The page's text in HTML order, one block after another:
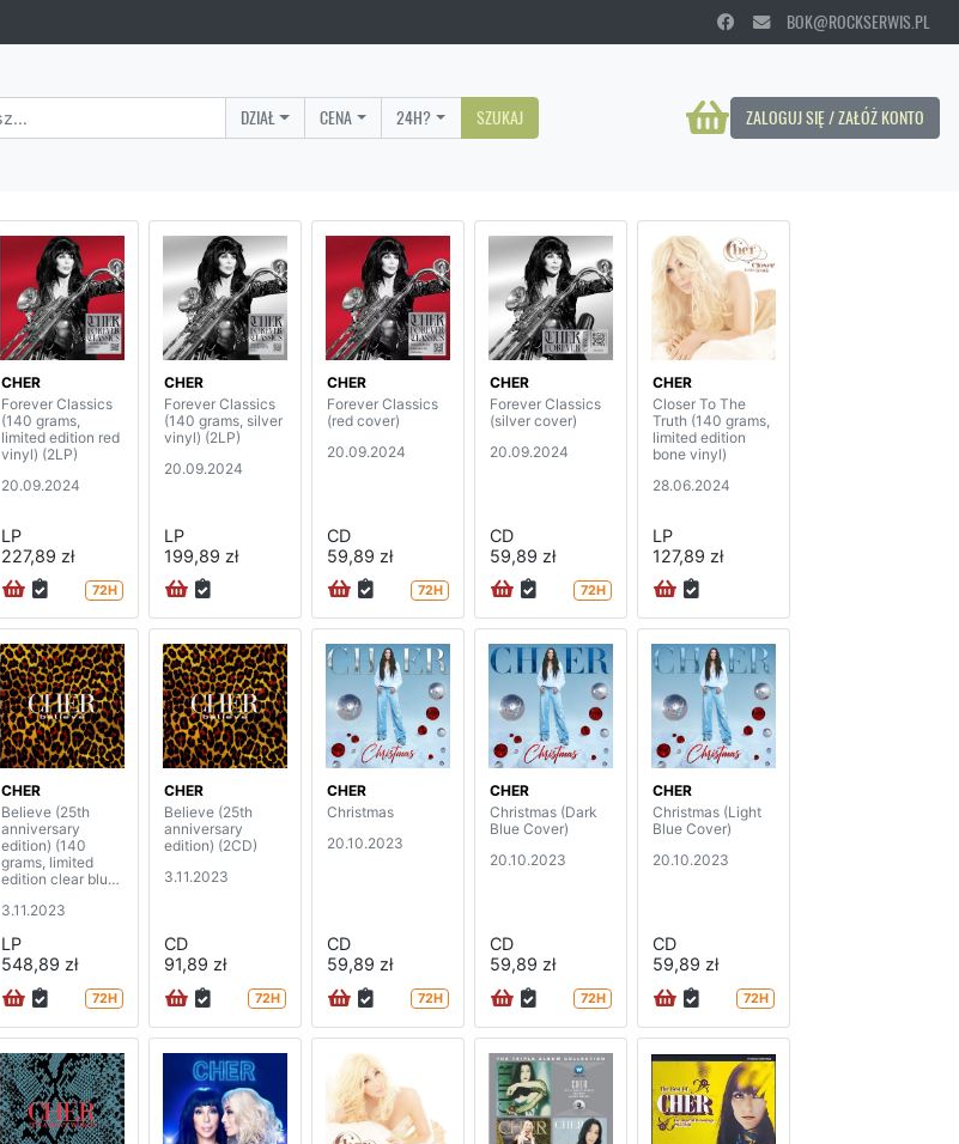
BOK@ROCKSERWIS.PL
ZALOGUJ SIĘ / ZAŁÓŻ KONTO
DZIAŁ CENA 24H? SZUKAJ
CHER
Forever Classics
(140 grams,
limited edition red
vinyl) (2LP)
20.09.2024
LP
227,89 zł
72H
CHER
Forever Classics
(140 grams, silver
vinyl) (2LP)
20.09.2024
LP
199,89 zł
CHER
Forever Classics
(red cover)
20.09.2024
CD
59,89 zł
72H
CHER
Forever Classics
(silver cover)
20.09.2024
CD
59,89 zł
72H
CHER
Closer To The
Truth (140 grams,
limited edition
bone vinyl)
28.06.2024
LP
127,89 zł
CHER
Believe (25th
anniversary
edition) (140
grams, limited
edition clear blue
3.11.2023
LP
548,89 zł
72H
CHER
Believe (25th
anniversary
edition) (2CD)
3.11.2023
CD
91,89 zł
72H
CHER
Christmas
20.10.2023
CD
59,89 zł
72H
CHER
Christmas (Dark
Blue Cover)
20.10.2023
CD
59,89 zł
72H
CHER
Christmas (Light
Blue Cover)
20.10.2023
CD
59,89 zł
72H